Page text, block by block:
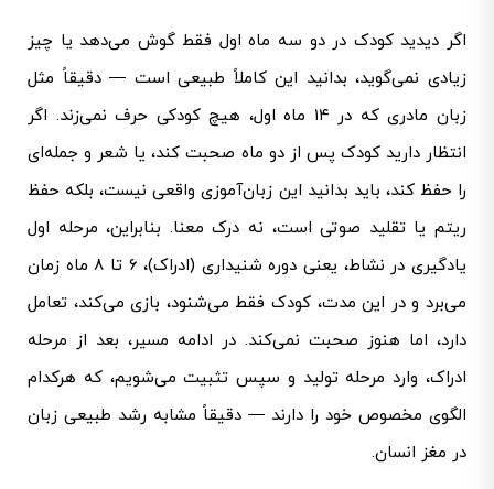
اگر دیدید کودک در دو سه ماه اول فقط گوش می‌دهد یا چیز
زیادی نمی‌گوید، بدانید این کاملاً طبیعی است — دقیقاً مثل
زبان مادری که در ۱۴ ماه اول، هیچ کودکی حرف نمی‌زند. اگر
انتظار دارید کودک پس از دو ماه صحبت کند، یا شعر و جمله‌ای
را حفظ کند، باید بدانید این زبان‌آموزی واقعی نیست، بلکه حفظ
ریتم یا تقلید صوتی است، نه درک معنا. بنابراین، مرحله اول
یادگیری در نشاط، یعنی دوره شنیداری (ادراک)، ۶ تا ۸ ماه زمان
می‌برد و در این مدت، کودک فقط می‌شنود، بازی می‌کند، تعامل
دارد، اما هنوز صحبت نمی‌کند. در ادامه مسیر، بعد از مرحله
ادراک، وارد مرحله تولید و سپس تثبیت می‌شویم، که هرکدام
الگوی مخصوص خود را دارند — دقیقاً مشابه رشد طبیعی زبان
در مغز انسان.